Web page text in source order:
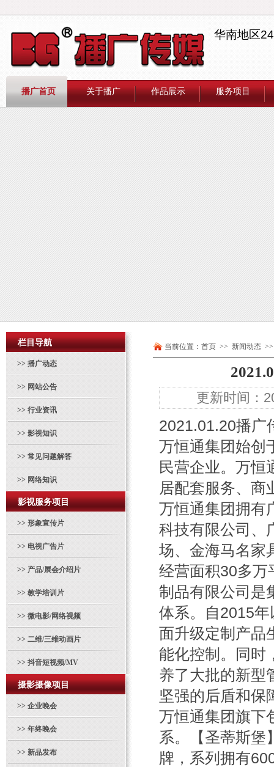
华南地区
播广首页 关于播广 作品展示 服务项目
栏目导航
>> 播广动态
>> 网站公告
>> 行业资讯
>> 影视知识
>> 常见问题解答
>> 网络知识
影视服务项目
>> 形象宣传片
>> 电视广告片
>> 产品/展会介绍片
>> 教学培训片
>> 微电影/网络视频
>> 二维/三维动画片
>> 抖音短视频/MV
摄影摄像项目
>> 企业晚会
>> 年终晚会
>> 新品发布
当前位置： 首页 >> 新闻动态
更新时间：
2021.01.20播广
万恒通集团始创
民营企业。万恒
居配套服务、
万恒通集团拥有
科技有限公司、
场、金海马名家
经营面积30多万
制品有限公司是
体系。自2015
面升级定制产品
能化控制。同时
养了大批的新型
坚强的后盾和保
万恒通集团旗下
系。【圣蒂斯堡
牌，系列拥有